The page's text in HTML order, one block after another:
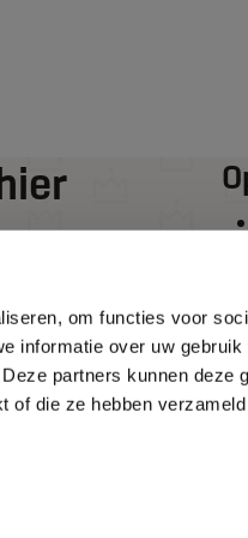
om functies voor
informatie over uw
partners kunnen deze
of die ze hebben